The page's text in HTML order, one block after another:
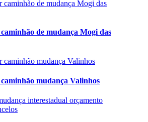
de mudança Mogi das
mudança Valinhos